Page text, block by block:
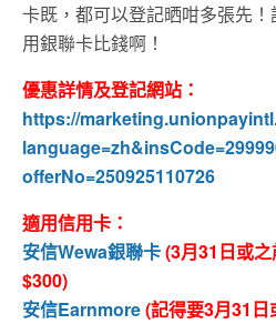
卡既，都可以登記晒咁多張先
用銀聯卡比錢啊！
優惠詳情及登記網站：
https://
offerNo=250925110726
適用信用卡：
安信Wewa銀聯卡(3月31日或
$300)
安信Earnmore(記得要3月31